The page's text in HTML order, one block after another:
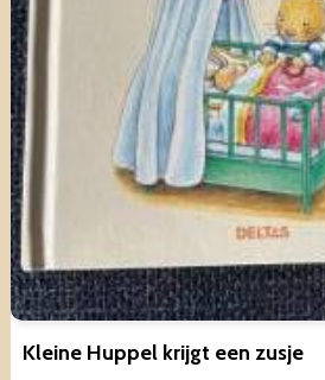
Kleine Huppel krijgt een zusje